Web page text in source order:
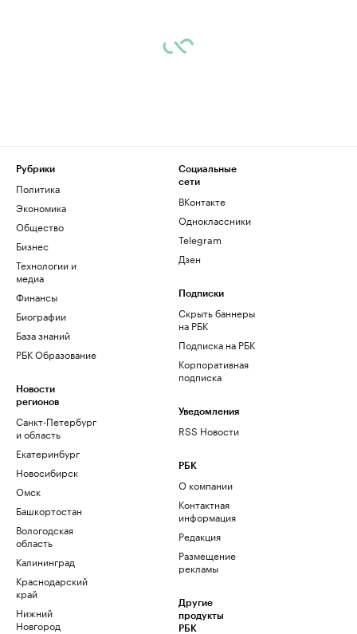
Рубрики
Политика
Экономика
Общество
Бизнес
Технологии и
медиа
Финансы
Биографии
База знаний
РБК Образование
Новости
регионов
Санкт-Петербург
и область
Екатеринбург
Новосибирск
Омск
Башкортостан
Вологодская
область
Калининград
Краснодарский
край
Нижний
Новгород
Социальные
сети
ВКонтакте
Одноклассники
Telegram
Дзен
Подписки
Скрыть баннеры
на РБК
Подписка на РБК
Корпоративная
подписка
Уведомления
RSS Новости
РБК
О компании
Контактная
информация
Редакция
Размещение
рекламы
Другие
продукты
РБК